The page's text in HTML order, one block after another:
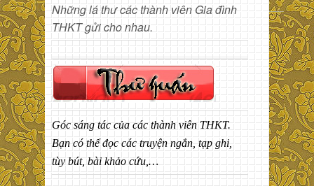
Những lá thư các thành viên Gia đình
THKT gửi cho nhau.
Góc sáng tác của các thành viên THKT.
Bạn có thể đọc các truyện ngắn, tạp ghi,
tùy bút, bài khảo cứu,…